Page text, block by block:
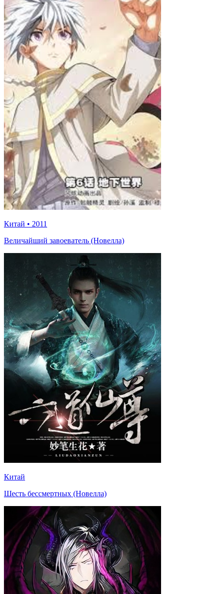
Китай • 2011
Величайший завоеватель (Новелла)
Китай
Шесть бессмертных (Новелла)